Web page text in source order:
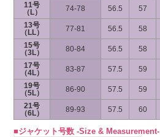
11号
（L）
74-78 56.5 57
13号
（LL）
77-81 56.5 58
15号
（3L）
80-84 56.5 58
17号
（4L）
83-87 57.5 59
19号
（5L）
86-90 57.5 59
21号
（6L）
89-93 57.5 60
■ジャケット号数 -Size & Measurement-